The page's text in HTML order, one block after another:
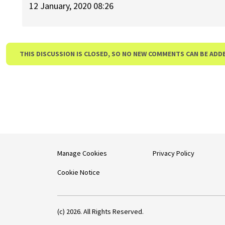
12 January, 2020 08:26
THIS DISCUSSION IS CLOSED, SO NO NEW COMMENTS CAN BE
Manage Cookies
Cookie Notice
Privacy Policy
(c) 2026. All Rights Reserved.